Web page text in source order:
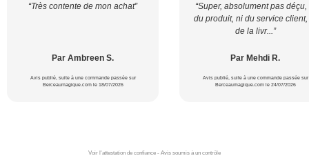
“Très contente de mon achat”
Par Ambreen S.
Avis publié, suite à une commande passée sur
Berceaumagique.com le 18/07/2026
“Super, absolument pas déçu,
du produit, ni du service
de la livr...”
Par Mehdi R.
Avis publié, suite à une commande passée sur
Berceaumagique.com le 24/07/2026
Voir l'attestation de confiance - Avis soumis à un contrôle